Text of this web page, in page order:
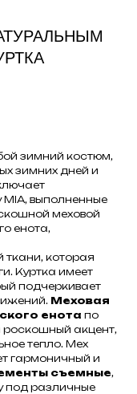
зимний костюм,
зимних дней и
MIA, выполненные
меховой
енота,
ткани, которая
Куртка имеет
подчеркивает
Меховая
енота по
акцент,
тепло. Мех
гармоничный и
съемные,
под различные